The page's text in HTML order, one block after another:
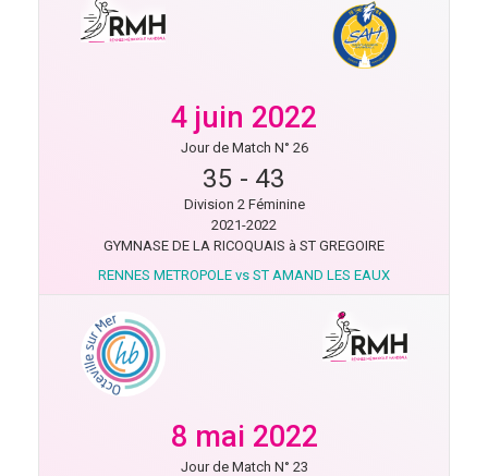
4 juin 2022
Jour de Match N° 26
35 - 43
Division 2 Féminine
2021-2022
GYMNASE DE LA RICOQUAIS à ST GREGOIRE
RENNES METROPOLE vs ST AMAND LES EAUX
8 mai 2022
Jour de Match N° 23